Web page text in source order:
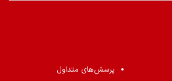
پرسش‌های متداول